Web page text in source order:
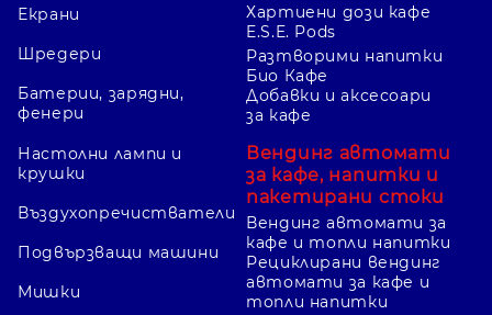
Екрани
Шредери
Батерии, зарядни,
фенери
Настолни лампи и
крушки
Въздухопречистватели
Подвързващи машини
Мишки
Хартиени дози кафе
E.S.E. Pods
Разтворими напитки
Био Кафе
Добавки и аксесоари
за кафе
Вендинг автомати
за кафе, напитки и
пакетирани стоки
Вендинг автомати за
кафе и топли напитки
Рециклирани вендинг
автомати за кафе и
топли напитки